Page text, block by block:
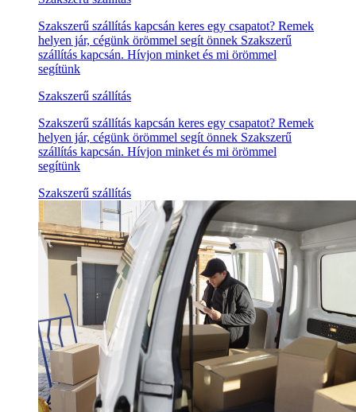
Szakszerű szállítás kapcsán keres egy csapatot? Remek
helyen jár, cégünk örömmel segít önnek Szakszerű
szállítás kapcsán. Hívjon minket és mi örömmel
segítünk
Szakszerű szállítás
Szakszerű szállítás kapcsán keres egy csapatot? Remek
helyen jár, cégünk örömmel segít önnek Szakszerű
szállítás kapcsán. Hívjon minket és mi örömmel
segítünk
Szakszerű szállítás